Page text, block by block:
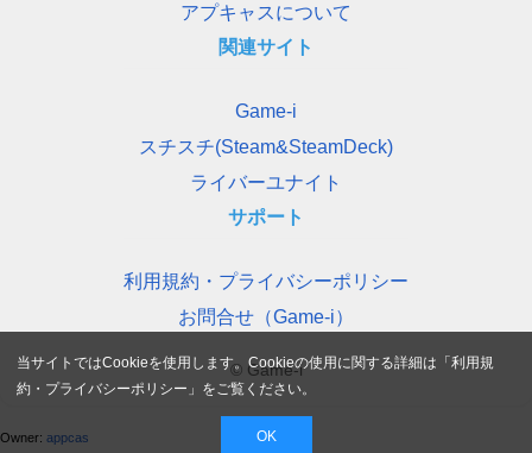
アプキャスについて
関連サイト
Game-i
スチスチ(Steam&SteamDeck)
ライバーユナイト
サポート
利用規約・プライバシーポリシー
お問合せ（Game-i）
© Game-i
Owner: appcas
当サイトではCookieを使用します。Cookieの使用に関する詳細は「利用規
約・プライバシーポリシー 」をご覧ください。
OK